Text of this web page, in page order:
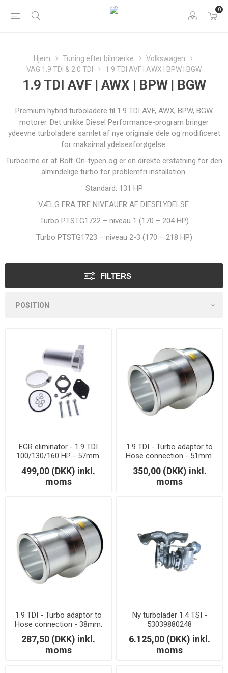
0
Hjem Tuning efter bilmærke
Volkswagen
VAG 1.9 TDI & 2.0 TDI
1.9 TDI AVF | AWX | BPW | BGW
1.9 TDI AVF | AWX | BPW | BGW
Premium hybrid turboladere til 1.9 TDI AVF, AWX, BPW, BGW
motorer. Det unikke Diesel Performance-program bringer
ydeevne turboladere samlet af nye originale dele og modificeret
for maksimal ydelsesforøgelse.
Turboerne er af Bolt-On-typen og er en direkte erstatning for den
almindelige turbo for problemfri installation.
Standard: 131 HP
VÆLG FRA TRE NIVEAUER AF DIESELYDELSE:
Turbo PTSTG1722 – niveau 1 (170 – 204 HP)
Turbo PTSTG1723 – niveau 2-3 (170 – 218 HP)
FILTERS
EGR eliminator - 1.9 TDI
100/130/160 HP - 57mm.
studs
499,00 (DKK) inkl.
moms
1.9 TDI - Turbo adaptor to
Hose connection - 51mm.
350,00 (DKK) inkl.
moms
1.9 TDI - Turbo adaptor to
Hose connection - 38mm.
287,50 (DKK) inkl.
moms
Ny turbolader 1.4 TSI -
53039880248
6.125,00 (DKK) inkl.
moms